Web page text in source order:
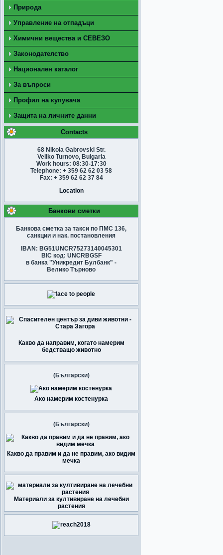
Природа
Управление на отпадъци
Химични вещества и СЕВЕЗО
Законодателство
Национален каталог
За въпроси
Профил на купувача
Защита на личните данни
Contacts
68 Nikola Gabrovski Str.
Veliko Turnovo, Bulgaria
Work hours: 08:30-17:30
Telephone: + 359 62 62 03 58
Fax: + 359 62 62 37 84
Location
Банкови сметки
Банкова сметка за такси по ПМС 136,
санкции и нак. постановления
IBAN: BG51UNCR75273140045301
BIC код: UNCRBGSF
в банка "Уникредит Булбанк" -
Велико Търново
Какво да направим, когато намерим
бедстващо животно
(Български)
Ако намерим костенурка
(Български)
Какво да правим и да не правим, ако видим
мечка
Материали за култивиране на лечебни
растения